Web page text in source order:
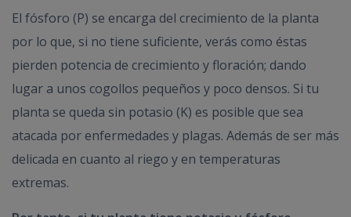
El fósforo (P) se encarga del crecimiento de la planta
por lo que, si no tiene suficiente, verás como éstas
pierden potencia de crecimiento y floración; dando
lugar a unos cogollos pequeños y poco densos. Si tu
planta se queda sin potasio (K) es posible que sea
atacada por enfermedades y plagas. Además de ser más
delicada en cuanto al riego y en temperaturas
extremas.